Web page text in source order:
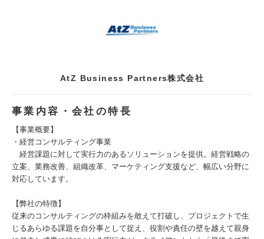
AtZ Business Partners株式会社
事業内容・会社の特長
【事業概要】
・経営コンサルティング事業
経営課題に対して実行力のあるソリューションを提供。経営戦略の
立案、業務改善、組織改革、マーケティング支援など、幅広い分野に
対応しています。
【弊社の特徴】
従来のコンサルティングの枠組みを敢えて打破し、プロジェクトで生
じるあらゆる課題を自分事として捉え、役割や責任の壁を越えて親身